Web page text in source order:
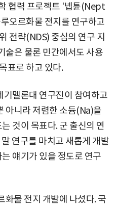
협력 프로젝트 '넵튠(Nept
오르화물 전지를 연구하고
전략(NDS) 중심의 연구 지
술은 물론 민간에서도 사용
표로 하고 있다.
멜론대 연구진이 참여하고
아니라 저렴한 소듐(Na)을
것이 목표다. 군 출신의 연
연구를 마치고 새롭게 개발
얘기가 있을 정도로 연구
물 전지 개발에 나섰다. 국